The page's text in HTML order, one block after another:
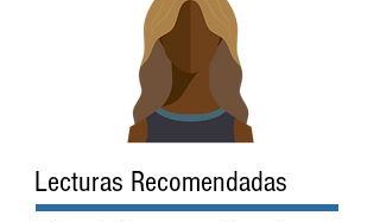
Lecturas Recomendadas